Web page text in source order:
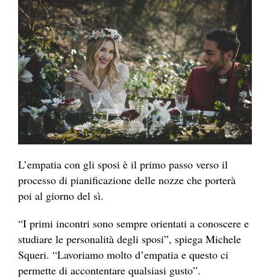
L’empatia con gli sposi è il primo passo verso il
processo di pianificazione delle nozze che porterà
poi al giorno del sì.
“I primi incontri sono sempre orientati a conoscere e
studiare le personalità degli sposi”, spiega Michele
Squeri. “Lavoriamo molto d’empatia e questo ci
permette di accontentare qualsiasi gusto”.